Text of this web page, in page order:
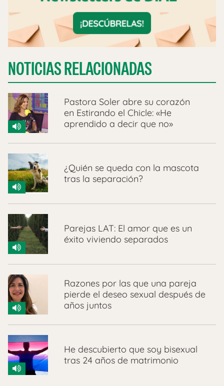
NOTICIAS RELACIONADAS
Pastora Soler abre su corazón
en Estirando el Chicle: «He
aprendido a decir que no»
¿Quién se queda con la mascota
tras la separación?
Parejas LAT: El amor que es un
éxito viviendo separados
Razones por las que una pareja
pierde el deseo sexual después de
años juntos
He descubierto que soy bisexual
tras 24 años de matrimonio